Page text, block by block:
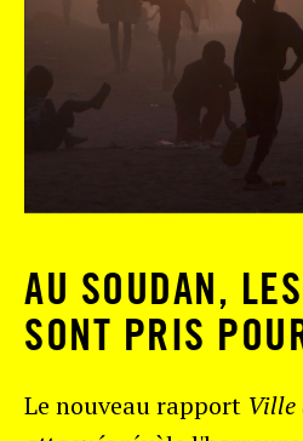
AU SOUDAN,
SONT PRIS
Le nouveau rapport Ville